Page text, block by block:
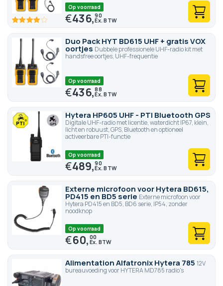
80 100
Op voorraad
€436,90
Duo Pack HYT BD615 UHF + gratis VOX
oortjes Dubbele professionele UHF-radio kit met
handsfree oortjes, UHF-frequentie
Op voorraad
€436,88
Hytera HP605 UHF - PTI Bluetooth GPS
Digitale UHF-radio met licentie, waterdicht IP67, klein,
licht en robuust, GPS, Bluetooth en optioneel
activeerbare PTI-functie
Op voorraad
€489,90
Externe microfoon voor Hytera BD615,
PD415 en BD5 serie Externe microfoon voor
Hytera PD415 en BD5, BD6 serie, IP54, zonder
noodknop
Op voorraad
€60,00
Alimentation Alfatronix Hytera 785 12V
bureauvoeding voor HYTERA MD785 radio's